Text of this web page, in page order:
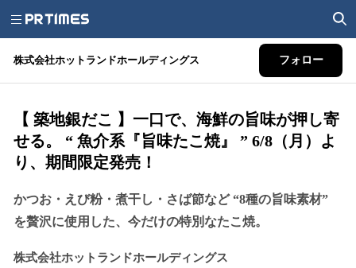
株式会社ホットランドホールディングス フォロー
【 築地銀だこ 】一口で、海鮮の旨味が押し寄
せる。 “ 魚介系『旨味たこ焼』 ” 6/8（月）よ
り、期間限定発売！
かつお・えび粉・煮干し・さば節など “8種の旨味素材”
を贅沢に使用した、今だけの特別なたこ焼。
株式会社ホットランドホールディングス